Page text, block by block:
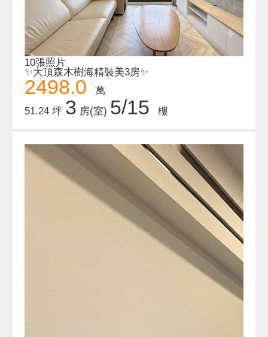
10張照片
✨大頂森木樹海精裝美3房✨
2498.0
萬
51.24 坪 3 房(室) 5/15 樓